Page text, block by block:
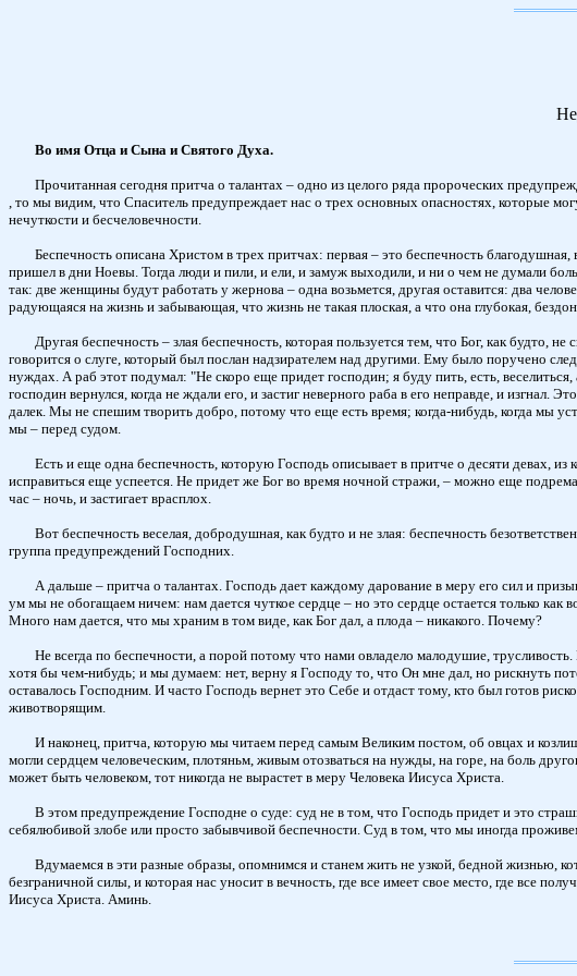
Во имя Отца и Сына и Святого Духа.
Прочитанная сегодня притча о талантах – одно из целого ряда пророческих
, то мы видим, что Спаситель предупреждает нас о трех основных опасностях, которые
нечуткости и бесчеловечности.
Беспечность описана Христом в трех притчах: первая – это беспечность
пришел в дни Ноевы. Тогда люди и пили, и ели, и замуж выходили, и ни о чем не думали
так: две женщины будут работать у жернова – одна возьмется, другая оставится: два
радующаяся на жизнь и забывающая, что жизнь не такая плоская, а что она глубокая,
Другая беспечность – злая беспечность, которая пользуется тем, что Бог, как будто,
говорится о слуге, который был послан надзирателем над другими. Ему было поручено
нуждах. А раб этот подумал: "Не скоро еще придет господин; я буду пить, есть,
господин вернулся, когда не ждали его, и застиг неверного раба в его неправде, и
далек. Мы не спешим творить добро, потому что еще есть время; когда-нибудь, когда мы
мы – перед судом.
Есть и еще одна беспечность, которую Господь описывает в притче о десяти девах,
исправиться еще успеется. Не придет же Бог во время ночной стражи, – можно еще
час – ночь, и застигает врасплох.
Вот беспечность веселая, добродушная, как будто и не злая: беспечность
группа предупреждений Господних.
А дальше – притча о талантах. Господь дает каждому дарование в меру его сил и
ум мы не обогащаем ничем: нам дается чуткое сердце – но это сердце остается только как
Много нам дается, что мы храним в том виде, как Бог дал, а плода – никакого. Почему?
Не всегда по беспечности, а порой потому что нами овладело малодушие,
хотя бы чем-нибудь; и мы думаем: нет, верну я Господу то, что Он мне дал, но рискнуть
оставалось Господним. И часто Господь вернет это Себе и отдаст тому, кто был готов
животворящим.
И наконец, притча, которую мы читаем перед самым Великим постом, об овцах и
могли сердцем человеческим, плотяньм, живым отозваться на нужды, на горе, на боль
может быть человеком, тот никогда не вырастет в меру Человека Иисуса Христа.
В этом предупреждение Господне о суде: суд не в том, что Господь придет и это
себялюбивой злобе или просто забывчивой беспечности. Суд в том, что мы иногда
Вдумаемся в эти разные образы, опомнимся и станем жить не узкой, бедной жизнью,
безграничной силы, и которая нас уносит в вечность, где все имеет свое место, где все
Иисуса Христа. Аминь.